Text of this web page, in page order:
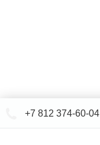
+7 812 374-60-04